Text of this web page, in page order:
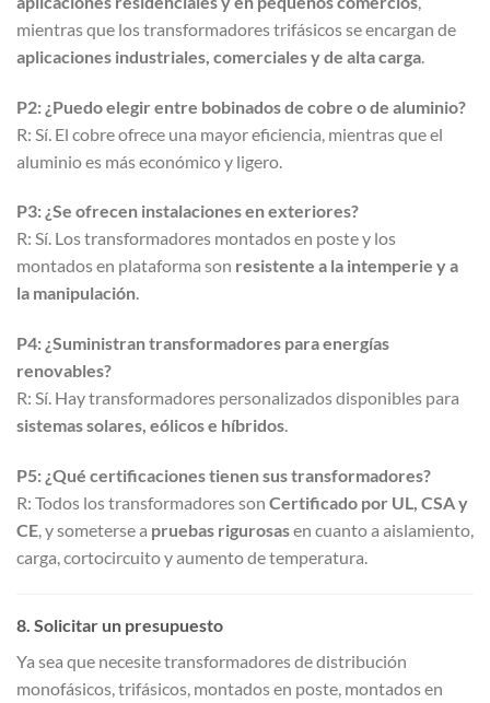
mientras que los transformadores trifásicos se encargan de
aplicaciones industriales, comerciales y de alta carga
P2: ¿Puedo elegir entre bobinados de cobre o de aluminio?
R: Sí. El cobre ofrece una mayor eficiencia, mientras que el
aluminio es más económico y ligero.
P3: ¿Se ofrecen instalaciones en exteriores?
R: Sí. Los transformadores montados en poste y los
montados en plataforma son resistente a la intemperie y a
la manipulación.
P4: ¿Suministran transformadores para energías
renovables?
R: Sí. Hay transformadores personalizados disponibles para
sistemas solares, eólicos e híbridos.
P5: ¿Qué certificaciones tienen sus transformadores?
R: Todos los transformadores son Certificado por UL, CSA y
CE, y someterse a pruebas rigurosasen cuanto a aislamiento,
carga, cortocircuito y aumento de temperatura.
8. Solicitar un presupuesto
Ya sea que necesite transformadores de distribución
monofásicos, trifásicos, montados en poste, montados en